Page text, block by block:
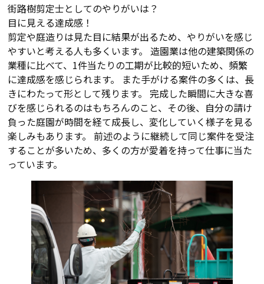
街路樹剪定士としてのやりがいは？
目に見える達成感！
剪定や庭造りは見た目に結果が出るため、やりがいを感じ
やすいと考える人も多くいます。 造園業は他の建築関係の
業種に比べて、1件当たりの工期が比較的短いため、頻繁
に達成感を感じられます。 また手がける案件の多くは、長
きにわたって形として残ります。 完成した瞬間に大きな喜
びを感じられるのはもちろんのこと、その後、自分の請け
負った庭園が時間を経て成長し、変化していく様子を見る
楽しみもあります。 前述のように継続して同じ案件を受注
することが多いため、多くの方が愛着を持って仕事に当た
っています。